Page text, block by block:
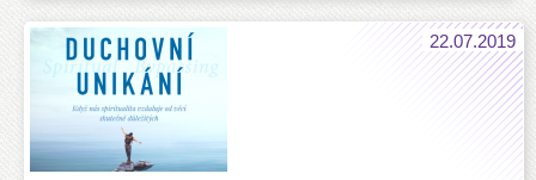
22.07.2019